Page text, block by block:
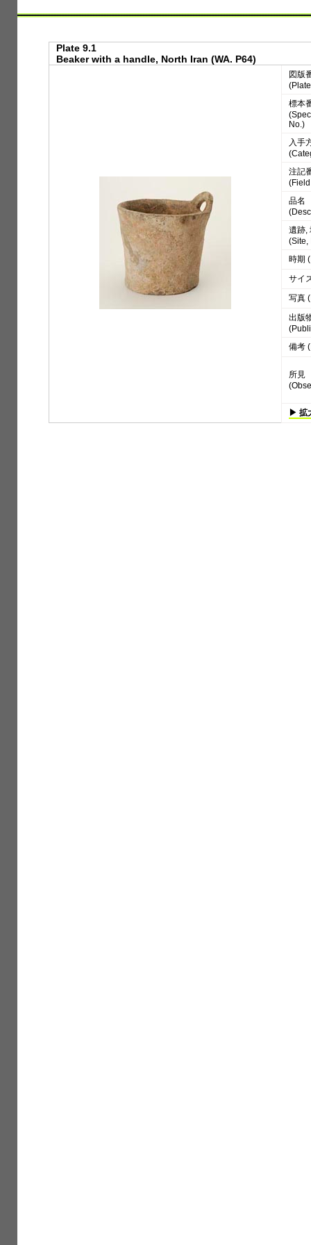
Plate 9.1
Beaker with a handle, North Iran (WA. P64)
図版
標本
No.)
入手
注記
品名
遺跡,
(Site,
時期
サイ
写真
出版
備考
所見
▶ 拡